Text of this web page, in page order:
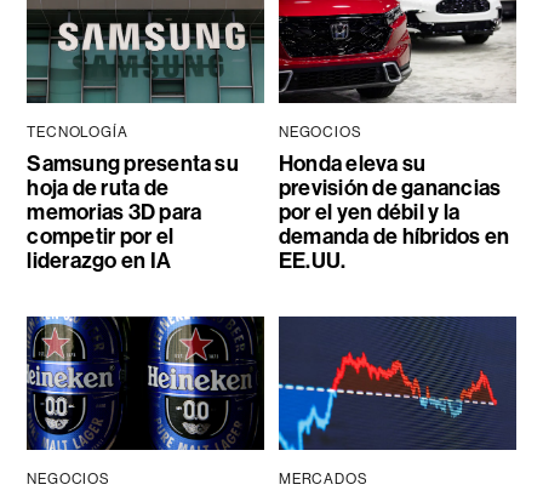
TECNOLOGÍA
Samsung presenta su
hoja de ruta de
memorias 3D para
competir por el
liderazgo en IA
NEGOCIOS
Honda eleva su
previsión de ganancias
por el yen débil y la
demanda de híbridos en
EE.UU.
NEGOCIOS MERCADOS